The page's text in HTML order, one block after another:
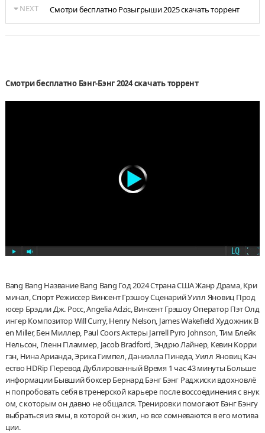
NEXT Смотри бесплатно Розыгрыши 2025 скачать торрент
Смотри бесплатно Бэнг-Бэнг 2024 скачать торрент
Bang Bang Название Bang Bang Год 2024 Страна США Жанр Драма, Кри
минал, Спорт Режиссер Винсент Грэшоу Сценарий Уилл Яновиц Прод
юсер Брэдли Дж. Росс, Angelia Adzic, Винсент Грэшоу Оператор Пэт Олд
ингер Композитор Will Curry, Henry Nelson, James Wakefield Художник B
en Miller, Бен Миллер, Paul Coors Актеры Jarrell Pyro Johnson, Тим Блейк
Нельсон, Гленн Пламмер, Jacob Bradford, Эндрю Лайнер, Кевин Корри
гэн, Нина Арианда, Эрика Гимпел, Даниэлла Пинеда, Уилл Яновиц Кач
ество HDRip Перевод Дублированный Время 1 час 43 минуты Больше
информации Бывший боксер Бернард Бэнг Бэнг Раджиски вдохновлё
н попробовать себя в тренерской карьере после воссоединения с внук
ом, с которым он давно не общался. Тренировки помогают Бэнг Бэнгу
выбраться из ямы, в которой он жил, но все сомневаются в его мотива
ции.